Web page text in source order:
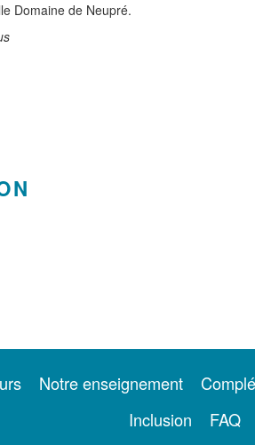
Domaine de Neupré.
Notre enseignement
Inclusion
FAQ